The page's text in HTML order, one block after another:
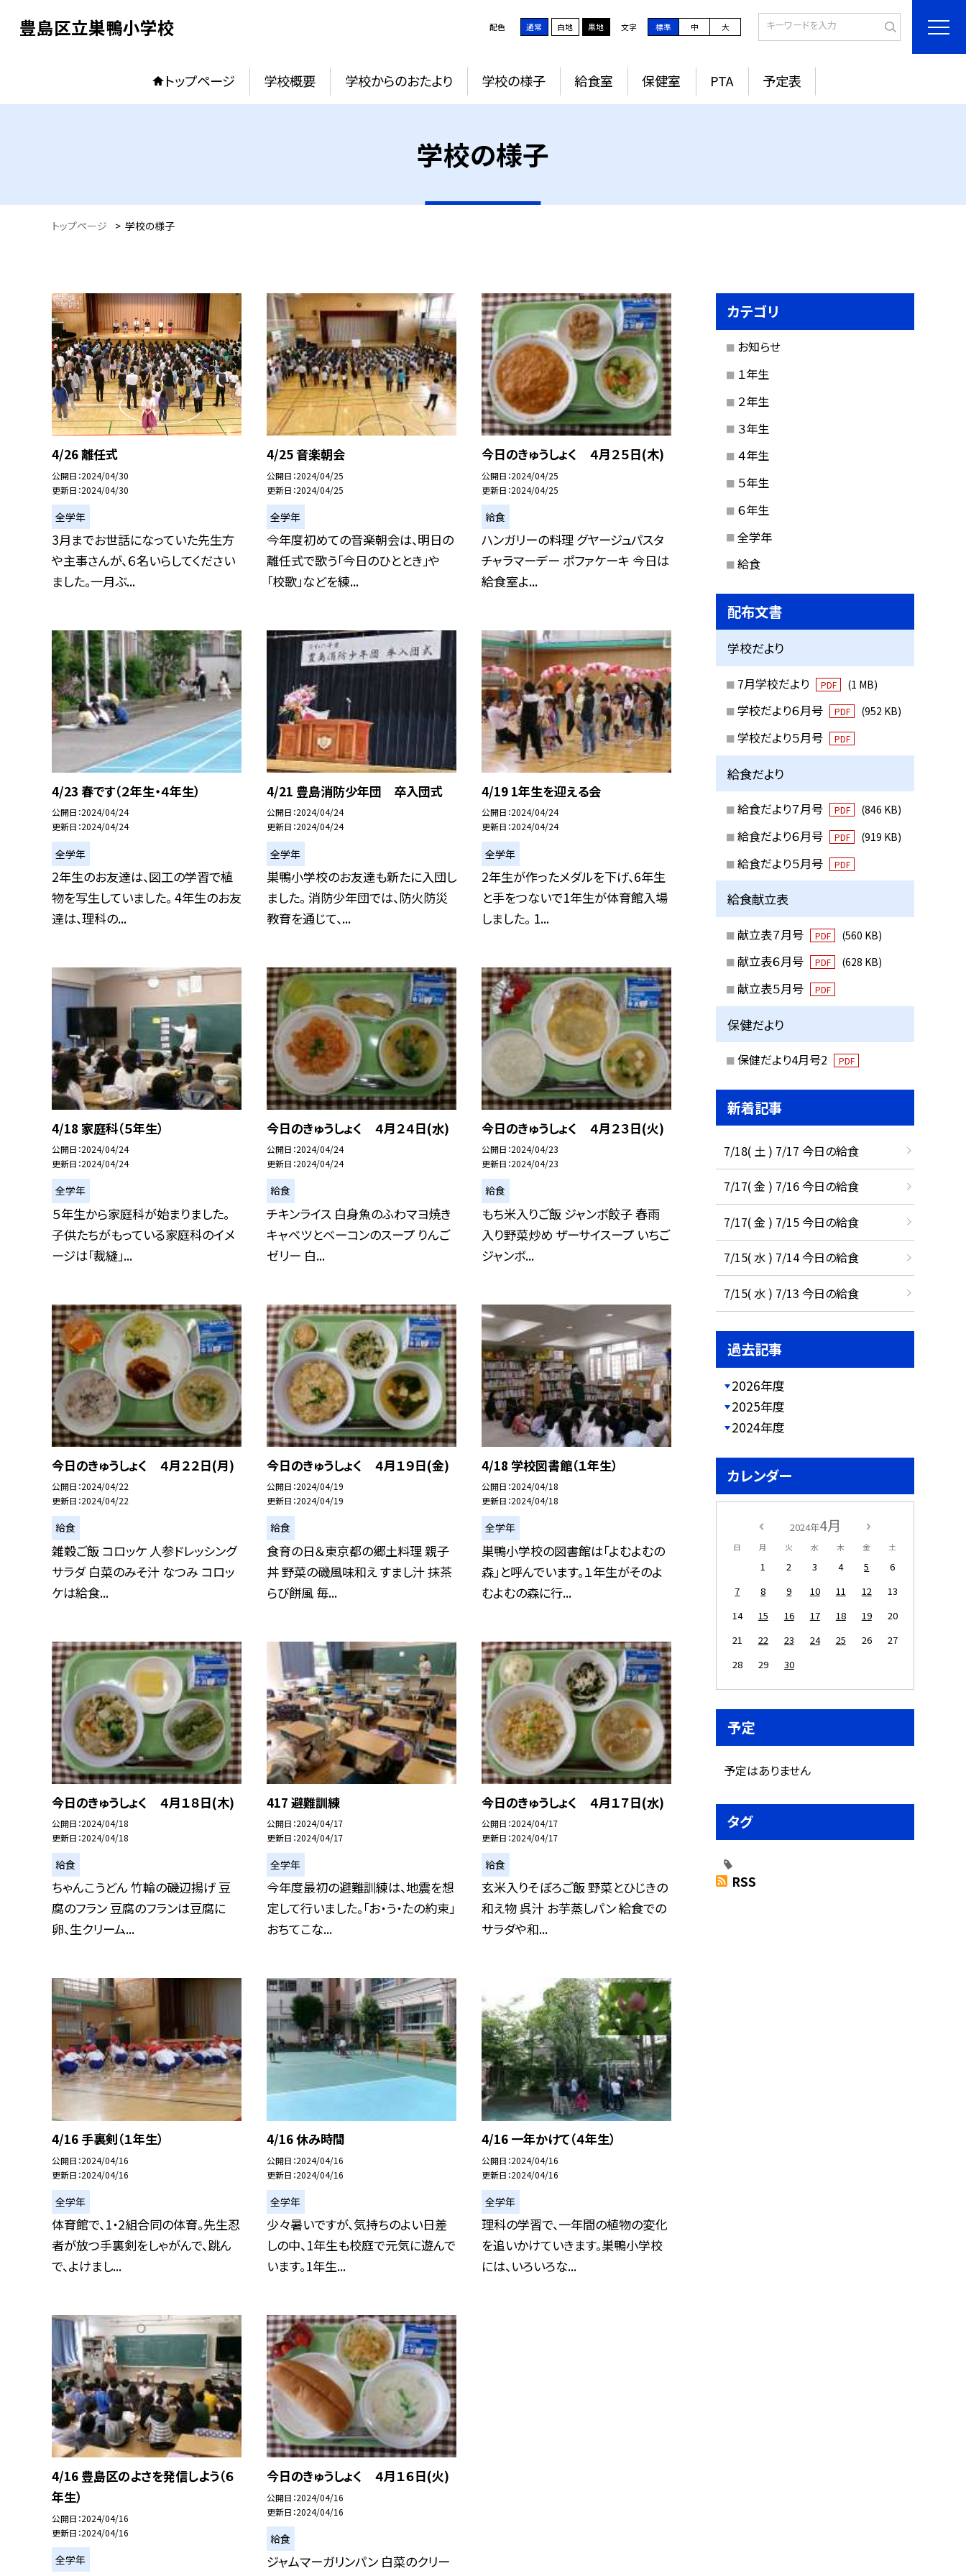
豊島区立巣鴨小学校 配色 通常 白地 黒地 文字 標準 中 大
トップページ 学校概要 学校からのおたより 学校の様子 給食室 保健室 PTA 予定表
学校の様子
トップページ > 学校の様子
4/26 離任式
公開日 2024/04/30
更新日 2024/04/30
全学年
3月までお世話になっていた先生方
や主事さんが、６名いらしてください
ました。一月ぶ...
4/25 音楽朝会
公開日 2024/04/25
更新日 2024/04/25
全学年
今年度初めての音楽朝会は、明日の
離任式で歌う「今日のひととき」や
「校歌」などを練...
今日のきゅうしょく ４月２５日(木)
公開日 2024/04/25
更新日 2024/04/25
給食
ハンガリーの料理 グヤージュパスタ
チャラマーデー ポファケーキ 今日は
給食室よ...
4/23 春です（２年生・４年生）
公開日 2024/04/24
更新日 2024/04/24
全学年
2年生のお友達は、図工の学習で植
物を写生していました。 4年生のお友
達は、理科の...
4/21 豊島消防少年団 卒入団式
公開日 2024/04/24
更新日 2024/04/24
全学年
巣鴨小学校のお友達も新たに入団し
ました。 消防少年団では、防火防災
教育を通じて、...
4/19 1年生を迎える会
公開日 2024/04/24
更新日 2024/04/24
全学年
2年生が作ったメダルを下げ、6年生
と手をつないで1年生が体育館入場
しました。 1...
4/18 家庭科（５年生）
公開日 2024/04/24
更新日 2024/04/24
全学年
５年生から家庭科が始まりました。
子供たちがもっている家庭科のイメ
ージは「裁縫」...
今日のきゅうしょく ４月２４日(水)
公開日 2024/04/24
更新日 2024/04/24
給食
チキンライス 白身魚のふわマヨ焼き
キャベツとベーコンのスープ りんご
ゼリー 白...
今日のきゅうしょく ４月２３日(火)
公開日 2024/04/23
更新日 2024/04/23
給食
もち米入りご飯 ジャンボ餃子 春雨
入り野菜炒め ザーサイスープ いちご
ジャンボ...
今日のきゅうしょく ４月２２日(月)
公開日 2024/04/22
更新日 2024/04/22
給食
雑穀ご飯 コロッケ 人参ドレッシング
サラダ 白菜のみそ汁 なつみ コロッ
ケは給食...
今日のきゅうしょく ４月１９日(金)
公開日 2024/04/19
更新日 2024/04/19
給食
食育の日＆東京都の郷土料理 親子
丼 野菜の磯風味和え すまし汁 抹茶
らび餅風 毎...
4/18 学校図書館（１年生）
公開日 2024/04/18
更新日 2024/04/18
全学年
巣鴨小学校の図書館は「よむよむの
森」と呼んでいます。１年生がそのよ
むよむの森に行...
今日のきゅうしょく ４月１８日(木)
公開日 2024/04/18
更新日 2024/04/18
給食
ちゃんこうどん 竹輪の磯辺揚げ 豆
腐のフラン 豆腐のフランは豆腐に
卵、生クリーム...
417 避難訓練
公開日 2024/04/17
更新日 2024/04/17
全学年
今年度最初の避難訓練は、地震を想
定して行いました。「お・う・たの約束」
おちてこな...
今日のきゅうしょく ４月１７日(水)
公開日 2024/04/17
更新日 2024/04/17
給食
玄米入りそぼろご飯 野菜とひじきの
和え物 呉汁 お芋蒸しパン 給食での
サラダや和...
4/16 手裏剣（１年生）
公開日 2024/04/16
更新日 2024/04/16
全学年
体育館で、1・2組合同の体育。先生忍
者が放つ手裏剣をしゃがんで、跳ん
で、よけまし...
4/16 休み時間
公開日 2024/04/16
更新日 2024/04/16
全学年
少々暑いですが、気持ちのよい日差
しの中、1年生も校庭で元気に遊んで
います。1年生...
4/16 一年かけて（４年生）
公開日 2024/04/16
更新日 2024/04/16
全学年
理科の学習で、一年間の植物の変化
を追いかけていきます。巣鴨小学校
には、いろいろな...
4/16 豊島区のよさを発信しよう（６
年生）
公開日 2024/04/16
更新日 2024/04/16
全学年
今日のきゅうしょく ４月１６日(火)
公開日 2024/04/16
更新日 2024/04/16
給食
ジャムマーガリンパン 白菜のクリー
カテゴリ
お知らせ
１年生
２年生
３年生
４年生
５年生
６年生
全学年
給食
配布文書
学校だより
7月学校だより PDF (1 MB)
学校だより６月号 PDF (952 KB)
学校だより５月号 PDF
給食だより
給食だより７月号 PDF (846 KB)
給食だより６月号 PDF (919 KB)
給食だより５月号 PDF
給食献立表
献立表７月号 PDF (560 KB)
献立表６月号 PDF (628 KB)
献立表５月号 PDF
保健だより
保健だより4月号2 PDF
新着記事
7/18( 土 ) 7/17 今日の給食
7/17( 金 ) 7/16 今日の給食
7/17( 金 ) 7/15 今日の給食
7/15( 水 ) 7/14 今日の給食
7/15( 水 ) 7/13 今日の給食
過去記事
2026年度
2025年度
2024年度
カレンダー
2024年4月
日 月 火 水 木 金 土
1 2 3 4 5
6
7
8 9 10 11 12
13
14
15 16 17 18 19
20
21
22 23 24 25 26
27
28
29 30
予定
予定はありません
タグ
RSS